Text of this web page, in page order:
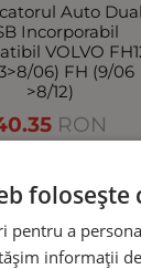
Auto Dual
Incorporabil
VOLVO
06) FH (9/06
>8/12)
RON
folosește
pentru a
informații